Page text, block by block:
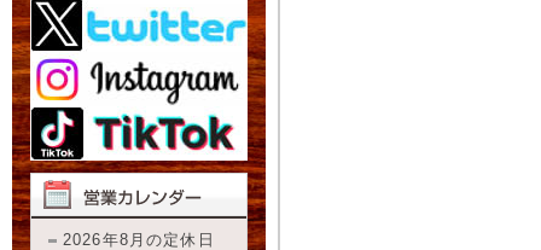
2026年8月の定休日